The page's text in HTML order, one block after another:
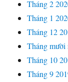
Tháng 2
Tháng 1
Tháng 12
Tháng mười
Tháng 10
Tháng 9